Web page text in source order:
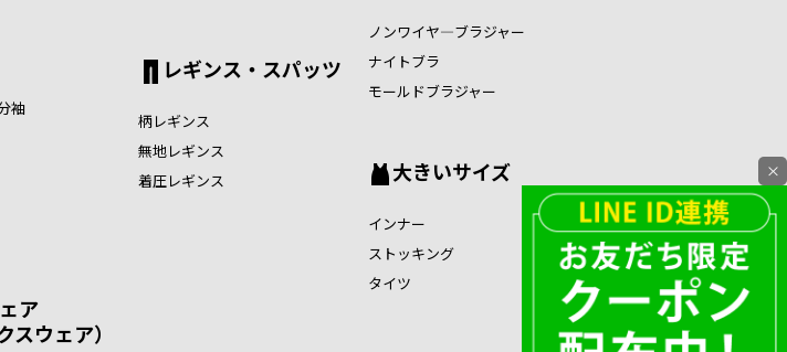
袖
レギンス・スパッツ
柄レギンス
無地レギンス
着圧レギンス
ノンワイヤ―ブラジャー
ナイトブラ
モールドブラジャー
大きいサイズ
インナー
ストッキング
タイツ
ア
ウェア）
×